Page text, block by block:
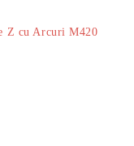
Extensie Z cu Arcuri M420